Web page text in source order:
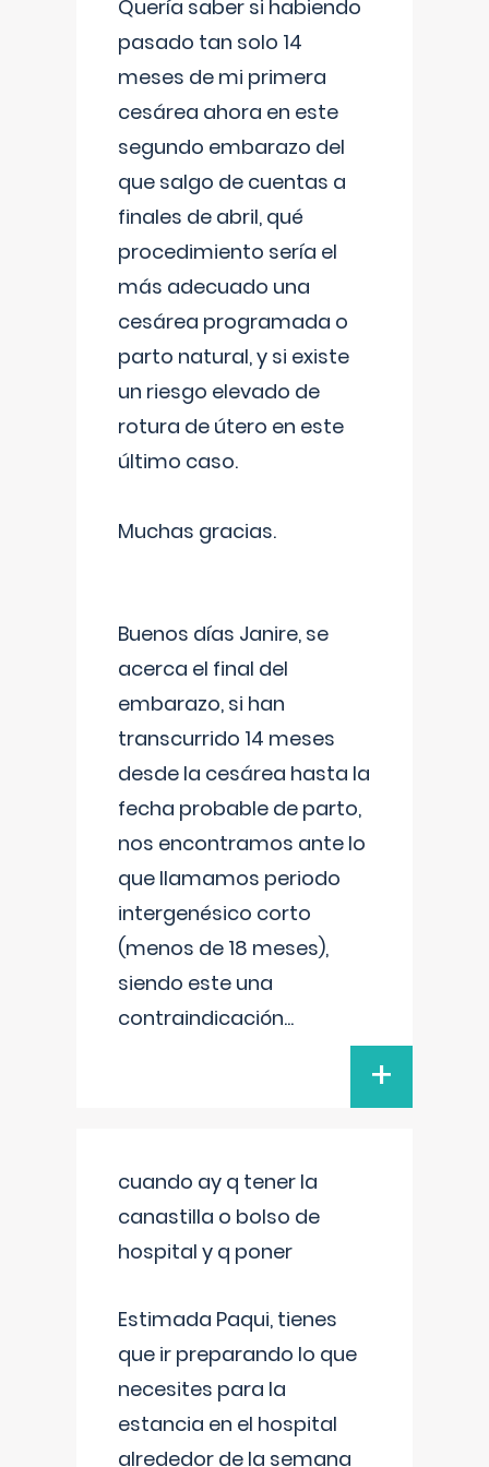
Quería saber si habiendo
pasado tan solo 14
meses de mi primera
cesárea ahora en este
segundo embarazo del
que salgo de cuentas a
finales de abril, qué
procedimiento sería el
más adecuado una
cesárea programada o
parto natural, y si existe
un riesgo elevado de
rotura de útero en este
último caso.
Muchas gracias.
Buenos días Janire, se
acerca el final del
embarazo, si han
transcurrido 14 meses
desde la cesárea hasta la
fecha probable de parto,
nos encontramos ante lo
que llamamos periodo
intergenésico corto
(menos de 18 meses),
siendo este una
contraindicación...
+
cuando ay q tener la
canastilla o bolso de
hospital y q poner
Estimada Paqui, tienes
que ir preparando lo que
necesites para la
estancia en el hospital
alrededor de la semana